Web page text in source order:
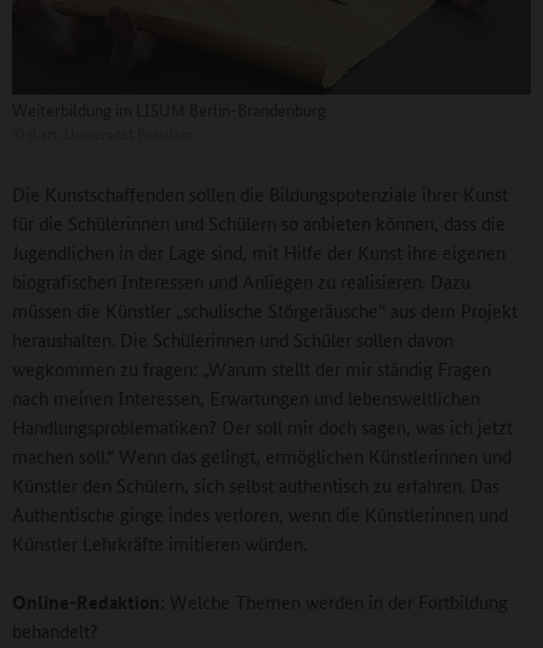
Die Kunstschaffenden sollen die Bildungspotenziale ihrer Kunst
für die Schülerinnen und Schülern so anbieten können, dass die
Jugendlichen in der Lage sind, mit Hilfe der Kunst ihre eigenen
biografischen Interessen und Anliegen zu realisieren. Dazu
müssen die Künstler „schulische Störgeräusche“ aus dem Projekt
heraushalten. Die Schülerinnen und Schüler sollen davon
wegkommen zu fragen: „Warum stellt der mir ständig Fragen
nach meinen Interessen, Erwartungen und lebensweltlichen
Handlungsproblematiken? Der soll mir doch sagen, was ich jetzt
machen soll.“ Wenn das gelingt, ermöglichen Künstlerinnen und
Künstler den Schülern, sich selbst authentisch zu erfahren. Das
Authentische ginge indes verloren, wenn die Künstlerinnen und
Künstler Lehrkräfte imitieren würden.
Online-Redaktion: Welche Themen werden in der Fortbildung
behandelt?